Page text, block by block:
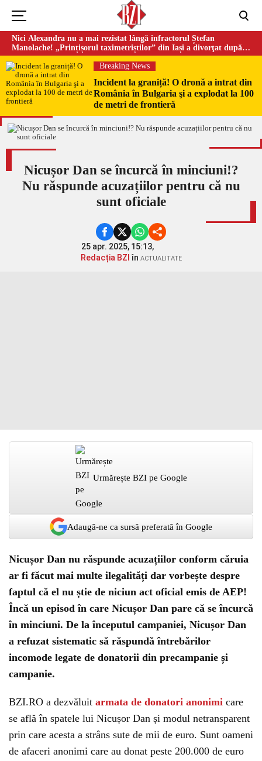
Nici Alexandra nu a mai rezistat lângă infractorul Ștefan
Manolache! „Prințișorul taximetriștilor” din Iași a divorţat după
doi ani de căsnicie
Breaking News
Incident la graniță! O dronă a intrat din
România în Bulgaria şi a explodat la 100
de metri de frontieră
Nicușor Dan se încurcă în minciuni!?
Nu răspunde acuzațiilor pentru că nu
sunt oficiale
25 apr. 2025, 15:13,
Redacția BZI în ACTUALITATE
Urmărește BZI pe Google
Adaugă-ne ca sursă preferată în Google
Nicușor Dan nu răspunde acuzațiilor conform căruia
ar fi făcut mai multe ilegalități dar vorbește despre
faptul că el nu știe de niciun act oficial emis de AEP!
Încă un episod în care Nicușor Dan pare că se încurcă
în minciuni. De la începutul campaniei, Nicușor Dan
a refuzat sistematic să răspundă întrebărilor
incomode legate de donatorii din precampanie și
campanie.
BZI.RO a dezvăluit armata de donatori anonimi care
se află în spatele lui Nicușor Dan și modul netransparent
prin care acesta a strâns sute de mii de euro. Sunt oameni
de afaceri anonimi care au donat peste 200.000 de euro